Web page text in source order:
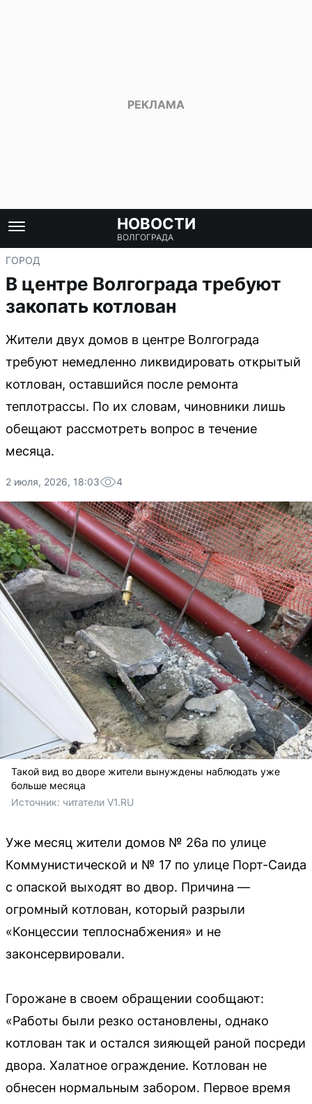
НОВОСТИ
ВОЛГОГРАДА
ГОРОД
В центре Волгограда требуют
закопать котлован
Жители двух домов в центре Волгограда
требуют немедленно ликвидировать открытый
котлован, оставшийся после ремонта
теплотрассы. По их словам, чиновники лишь
обещают рассмотреть вопрос в течение
месяца.
2 июля, 2026, 18:03 4
Такой вид во дворе жители вынуждены наблюдать уже
больше месяца
Источник: читатели V1.RU
Уже месяц жители домов № 26а по улице
Коммунистической и № 17 по улице Порт-Саида
с опаской выходят во двор. Причина —
огромный котлован, который разрыли
«Концессии теплоснабжения» и не
законсервировали.
Горожане в своем обращении сообщают:
«Работы были резко остановлены, однако
котлован так и остался зияющей раной посреди
двора. Халатное ограждение. Котлован не
обнесен нормальным забором. Первое время